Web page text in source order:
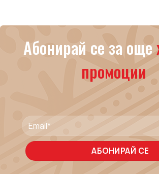
Абонирай се за още
промоции